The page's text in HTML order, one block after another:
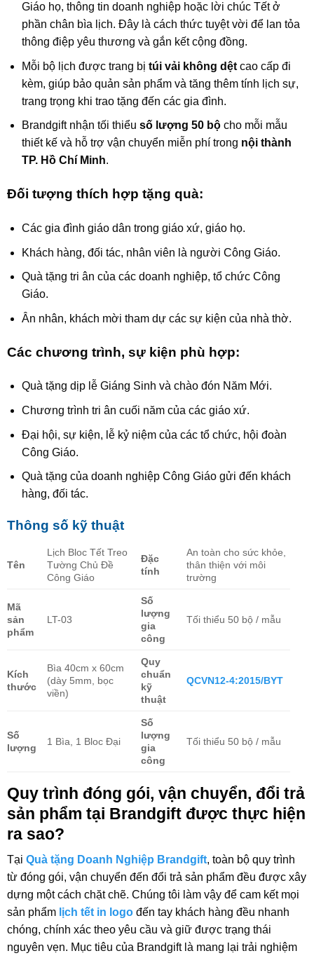
Giáo họ, thông tin doanh nghiệp hoặc lời chúc Tết ở
phần chân bìa lịch. Đây là cách thức tuyệt vời để lan tỏa
thông điệp yêu thương và gắn kết cộng đồng.
Mỗi bộ lịch được trang bị túi vải không dệtcao cấp đi
kèm, giúp bảo quản sản phẩm và tăng thêm tính lịch sự,
trang trọng khi trao tặng đến các gia đình.
Brandgift nhận tối thiểu số lượng 50 bộcho mỗi mẫu
thiết kế và hỗ trợ vận chuyển miễn phí trong nội thành
TP. Hồ Chí Minh.
Đối tượng thích hợp tặng quà:
Các gia đình giáo dân trong giáo xứ, giáo họ.
Khách hàng, đối tác, nhân viên là người Công Giáo.
Quà tặng tri ân của các doanh nghiệp, tổ chức Công
Giáo.
Ân nhân, khách mời tham dự các sự kiện của nhà thờ.
Các chương trình, sự kiện phù hợp:
Quà tặng dịp lễ Giáng Sinh và chào đón Năm Mới.
Chương trình tri ân cuối năm của các giáo xứ.
Đại hội, sự kiện, lễ kỷ niệm của các tổ chức, hội đoàn
Công Giáo.
Quà tặng của doanh nghiệp Công Giáo gửi đến khách
hàng, đối tác.
Thông số kỹ thuật
Tên
Lịch Bloc Tết Treo
Tường Chủ Đề
Công Giáo
Đặc
tính
An toàn cho sức khỏe,
thân thiện với môi
trường
Mã
sản
phẩm
LT-03
Số
lượng
gia
công
Tối thiểu 50 bộ / mẫu
Kích
thước
Bìa 40cm x 60cm
(dày 5mm, bọc
viền)
Quy
chuẩn
kỹ
thuật
QCVN12-4:2015/BYT
Số
lượng
1 Bìa, 1 Bloc Đại
Số
lượng
gia
công
Tối thiểu 50 bộ / mẫu
Quy trình đóng gói, vận chuyển, đổi trả
sản phẩm tại Brandgift được thực hiện
ra sao?
Tại Quà tặng Doanh Nghiệp Brandgift, toàn bộ quy trình
từ đóng gói, vận chuyển đến đổi trả sản phẩm đều được xây
dựng một cách chặt chẽ. Chúng tôi làm vậy để cam kết mọi
sản phẩmlịch tết in logođến tay khách hàng đều nhanh
chóng, chính xác theo yêu cầu và giữ được trạng thái
nguyên vẹn. Mục tiêu của Brandgift là mang lại trải nghiệm